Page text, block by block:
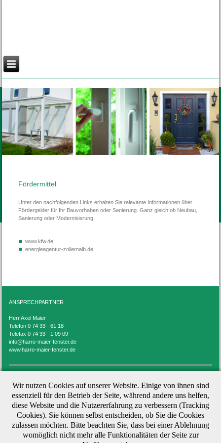
Fördermittel
Unter den nachfolgenden Links erhalten Sie relevante Informationen über
Fördergelder für Ihr Bauvorhaben oder Sanierung. Ganz gleich ob Neubau,
Sanierung oder Modernisierung.
www.kfw.de
energieagentur-zollernalb.de
ANSPRECHPARTNER
Herr Axel Maier
Telefon 0 74 33 - 61 18
Telefax 0 74 33 - 1 09 09
info@harro-maier-fenster.de
www.harro-maier-fenster.de
Kataloge
Prospekte
Wir nutzen Cookies auf unserer Website. Einige von ihnen sind
essenziell für den Betrieb der Seite, während andere uns helfen,
diese Website und die Nutzererfahrung zu verbessern (Tracking
Cookies). Sie können selbst entscheiden, ob Sie die Cookies
zulassen möchten. Bitte beachten Sie, dass bei einer Ablehnung
womöglich nicht mehr alle Funktionalitäten der Seite zur